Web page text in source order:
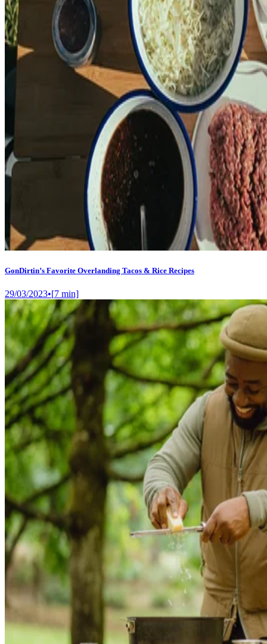
GonDirtin’s Favorite Overlanding Tacos & Rice Recipes
29/03/2023•[7 min]